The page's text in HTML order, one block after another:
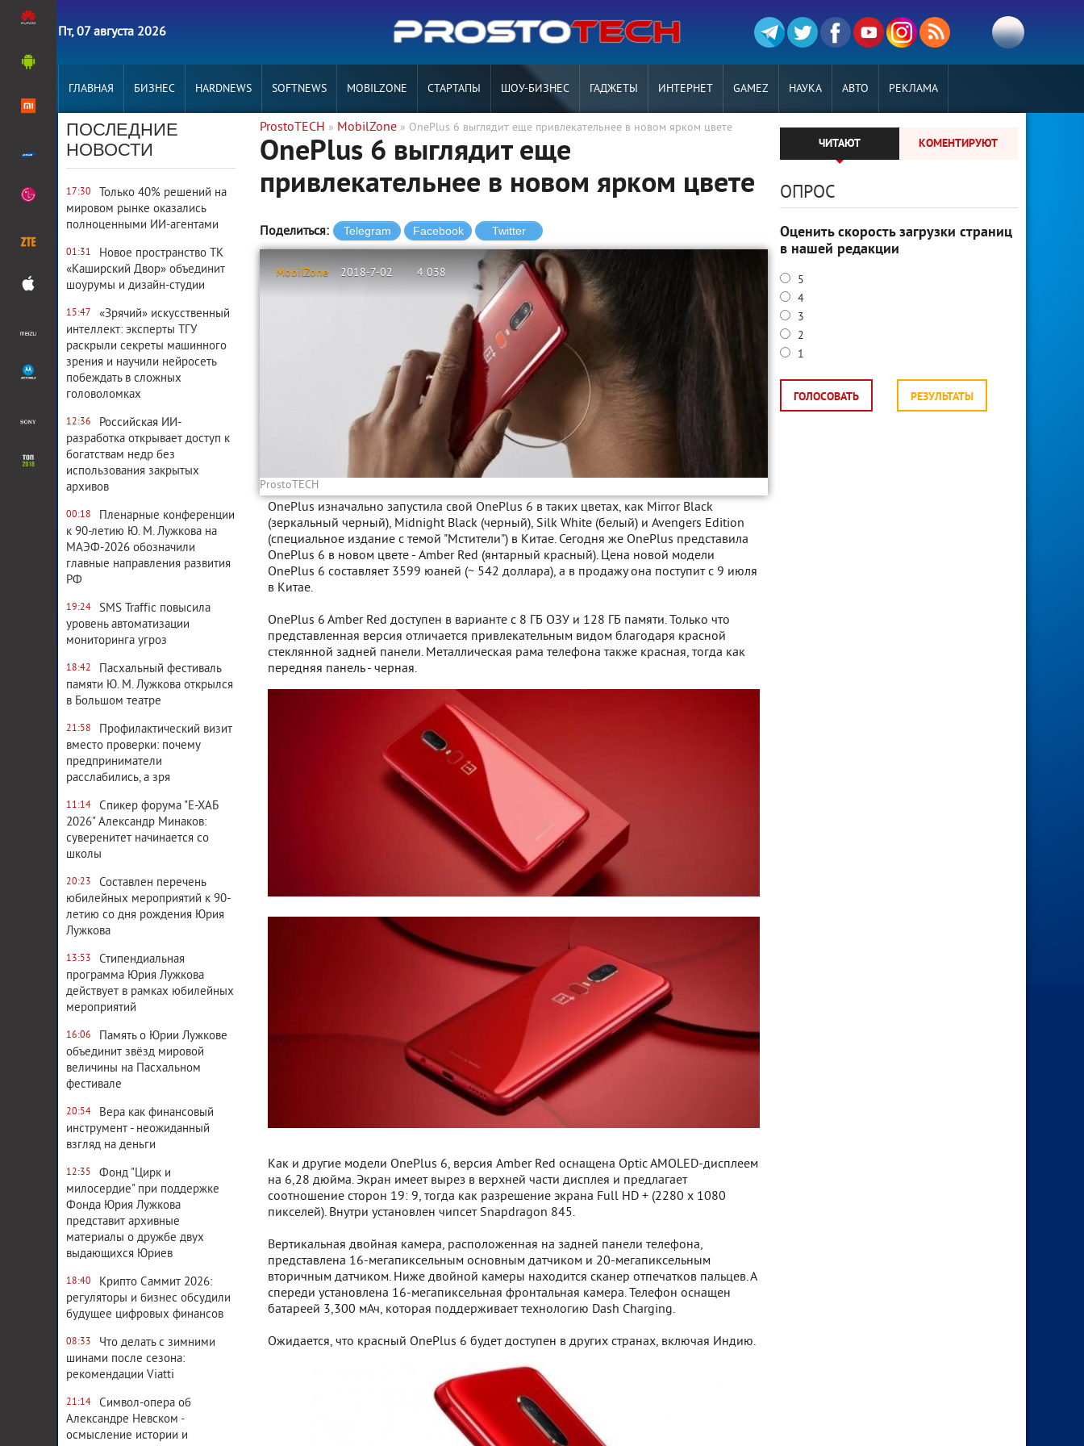
Пт, 07 августа 2026
ГЛАВНАЯ БИЗНЕС HARDNEWS SOFTNEWS MOBILZONE СТАРТАПЫ ШОУ-БИЗНЕС ГАДЖЕТЫ ИНТЕРНЕТ GAMEZ НАУКА АВТО РЕКЛАМА
ПОСЛЕДНИЕ
НОВОСТИ
17:30
Только 40% решений на
мировом рынке оказались
полноценными ИИ-агентами
01:31
Новое пространство ТК
«Каширский Двор» объединит
шоурумы и дизайн-студии
15:47
«Зрячий» искусственный
интеллект: эксперты ТГУ
раскрыли секреты машинного
зрения и научили нейросеть
побеждать в сложных
головоломках
12:36
Российская ИИ-
разработка открывает доступ к
богатствам недр без
использования закрытых
архивов
00:18
Пленарные конференции
к 90-летию Ю. М. Лужкова на
МАЭФ-2026 обозначили
главные направления развития
РФ
19:24
SMS Traffic повысила
уровень автоматизации
мониторинга угроз
18:42
Пасхальный фестиваль
памяти Ю. М. Лужкова открылся
в Большом театре
21:58
Профилактический визит
вместо проверки: почему
предприниматели
расслабились, а зря
11:14
Спикер форума "Е-ХАБ
2026" Александр Минаков:
суверенитет начинается со
школы
20:23
Составлен перечень
юбилейных мероприятий к 90-
летию со дня рождения Юрия
Лужкова
13:53
Стипендиальная
программа Юрия Лужкова
действует в рамках юбилейных
мероприятий
16:06
Память о Юрии Лужкове
объединит звёзд мировой
величины на Пасхальном
фестивале
20:54
Вера как финансовый
инструмент - неожиданный
взгляд на деньги
12:35
Фонд "Цирк и
милосердие" при поддержке
Фонда Юрия Лужкова
представит архивные
материалы о дружбе двух
выдающихся Юриев
18:40
Крипто Саммит 2026:
регуляторы и бизнес обсудили
будущее цифровых финансов
08:33
Что делать с зимними
шинами после сезона:
рекомендации Viatti
21:14
Символ-опера об
Александре Невском -
осмысление истории и
ProstoTECH » MobilZone » OnePlus 6 выглядит еще привлекательнее в новом ярком цвете
OnePlus 6 выглядит еще
привлекательнее в новом ярком цвете
Поделиться:
MobilZone 2018-7-02 4 038
ProstoTECH
OnePlus изначально запустила свой OnePlus 6 в таких цветах, как Mirror Black
(зеркальный черный), Midnight Black (черный), Silk White (белый) и Avengers Edition
(специальное издание с темой "Мстители") в Китае. Сегодня же OnePlus представила
OnePlus 6 в новом цвете - Amber Red (янтарный красный). Цена новой модели
OnePlus 6 составляет 3599 юаней (~ 542 доллара), а в продажу она поступит с 9 июля
в Китае.
OnePlus 6 Amber Red доступен в варианте с 8 ГБ ОЗУ и 128 ГБ памяти. Только что
представленная версия отличается привлекательным видом благодаря красной
стеклянной задней панели. Металлическая рама телефона также красная, тогда как
передняя панель - черная.
Как и другие модели OnePlus 6, версия Amber Red оснащена Optic AMOLED-дисплеем
на 6,28 дюйма. Экран имеет вырез в верхней части дисплея и предлагает
соотношение сторон 19: 9, тогда как разрешение экрана Full HD + (2280 x 1080
пикселей). Внутри установлен чипсет Snapdragon 845.
Вертикальная двойная камера, расположенная на задней панели телефона,
представлена 16-мегапиксельным основным датчиком и 20-мегапиксельным
вторичным датчиком. Ниже двойной камеры находится сканер отпечатков пальцев. А
спереди установлена 16-мегапиксельная фронтальная камера. Телефон оснащен
батареей 3,300 мАч, которая поддерживает технологию Dash Charging.
Ожидается, что красный OnePlus 6 будет доступен в других странах, включая Индию.
ЧИТАЮТ КОМЕНТИРУЮТ
ОПРОС
Оценить скорость загрузки страниц
в нашей редакции
5
4
3
2
1
ГОЛОСОВАТЬ РЕЗУЛЬТАТЫ